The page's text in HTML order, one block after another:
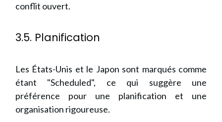
conflit ouvert.
3.5. Planification
Les États-Unis et le Japon sont marqués comme
étant "Scheduled", ce qui suggère une
préférence pour une planification et une
organisation rigoureuse.